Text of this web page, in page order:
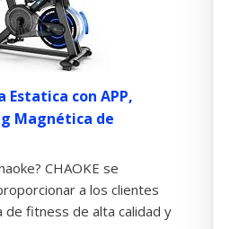
Estatica con APP,
Magnética de
CHAOKE se
a los clientes
de fitness de alta calidad y